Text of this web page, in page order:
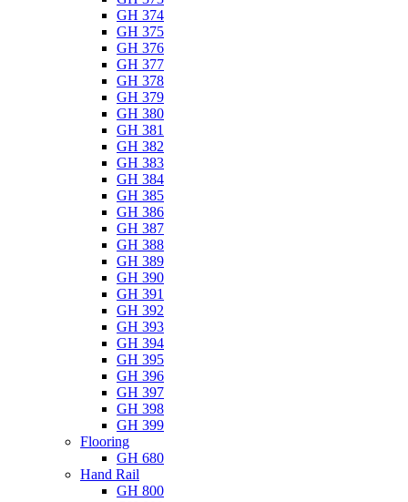
GH 374
GH 375
GH 376
GH 377
GH 378
GH 379
GH 380
GH 381
GH 382
GH 383
GH 384
GH 385
GH 386
GH 387
GH 388
GH 389
GH 390
GH 391
GH 392
GH 393
GH 394
GH 395
GH 396
GH 397
GH 398
GH 399
Flooring
GH 680
Hand Rail
GH 800